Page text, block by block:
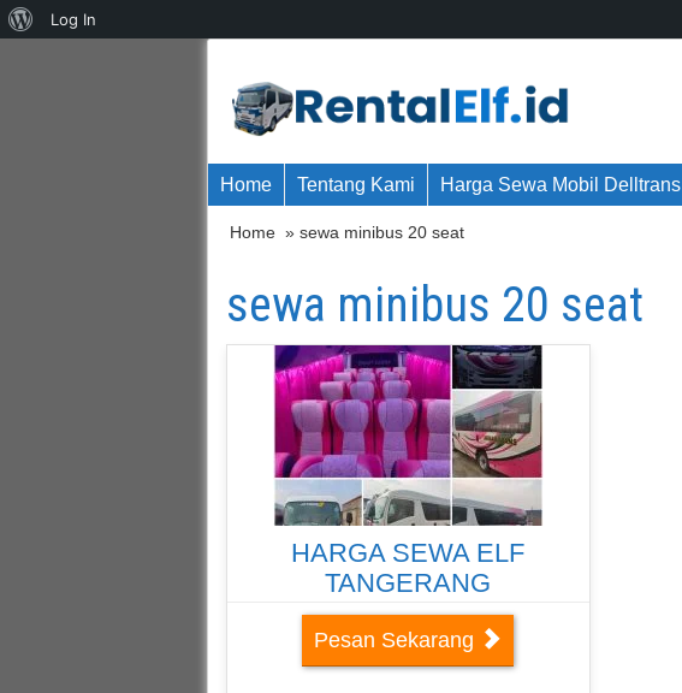
Home Tentang Kami Harga Sewa Mobil Delltrans
Home » sewa minibus 20 seat
sewa minibus 20 seat
HARGA SEWA ELF
TANGERANG
Pesan Sekarang
About
Log In